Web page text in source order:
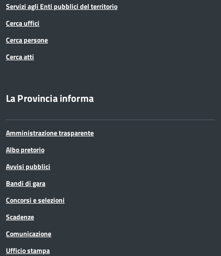
Servizi agli Enti pubblici del territorio
Cerca uffici
Cerca persone
Cerca atti
La Provincia informa
Amministrazione trasparente
Albo pretorio
Avvisi pubblici
Bandi di gara
Concorsi e selezioni
Scadenze
Comunicazione
Ufficio stampa